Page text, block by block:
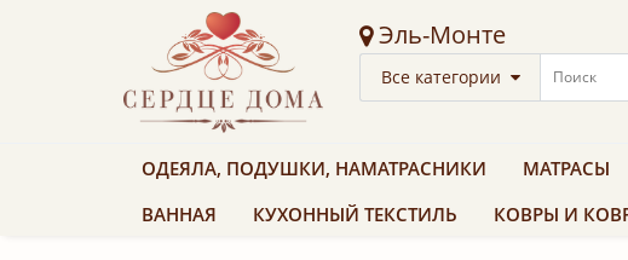
Эль-Монте
Все категории
ОДЕЯЛА, ПОДУШКИ, НАМАТРАСНИКИ МАТРАСЫ
ВАННАЯ
КУХОННЫЙ ТЕКСТИЛЬ КОВРЫ И